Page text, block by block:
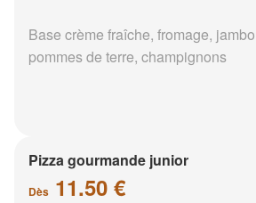
Base crème fraîche, fromage,
pommes de terre, champignons
Pizza gourmande junior
Dès 11.50 €